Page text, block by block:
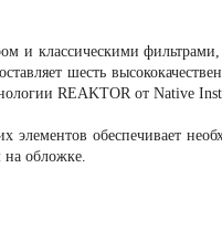
и классическими
шесть
REAKTOR от Native
обеспечивает
на обложке.